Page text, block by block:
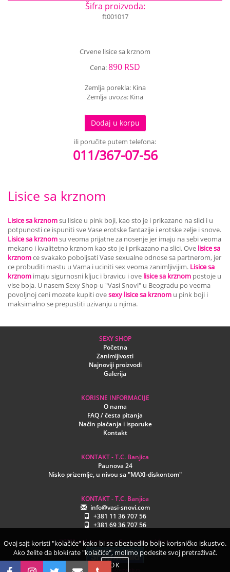
Šifra proizvoda:
ft001017
Crvene lisice sa krznom
Cena:890 RSD
Zemlja porekla: Kina
Zemlja uvoza: Kina
Dodaj u korpu
ili poručite putem telefona:
011/367-07-56
Lisice sa krznom
Lisice sa krznomsu lisice u pink boji, kao sto je i prikazano na slici i u
potpunosti ce ispuniti sve Vase erotske fantazije i erotske zelje i snove.
Lisice sa krznomsu veoma prijatne za nosenje jer imaju na sebi veoma
mekano i kvalitetno krznom kao sto je i prikazano na slici. Ove lisice sa
krznomce svakako poboljsati Vase sexualne odnose sa partnerom, jer
ce probuditi mastu u Vama i uciniti sex veoma zanimljivijim. Lisice sa
krznom imaju sigurnosni kljuc i bravicu i ove lisice sa krznom postoje u
vise boja. U nasem Sexy Shop-u "Vasi Snovi" u Beogradu po veoma
povoljnoj ceni mozete kupiti ovesexy lisice sa krznom u pink boji i
maksimalno se prepustiti uzivanju u njima.
SEXY SHOP
Početna
Zanimljivosti
Najnoviji proizvodi
Galerija
KORISNE INFORMACIJE
O nama
FAQ / česta pitanja
Način plaćanja i isporuke
Kontakt
KONTAKT - T.C. Banjica
Paunova 24
Nisko prizemlje, u nivou sa "MAXI-diskontom"
KONTAKT - T.C. Banjica
info@vasi-snovi.com
+381 11 36 707 56
+381 69 36 707 56
©2026.vasi-snovi.com. Sva prava zadržana.
www.creativeweb.rs
Ovaj sajt koristi "kolačiće" kako bi se obezbedilo bolje korisničko iskustvo.
Ako želite da blokirate "kolačiće", molimo podesite svoj pretraživač.
OK